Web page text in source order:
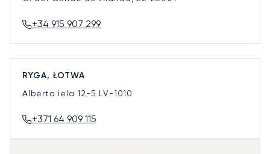
+34 915 907 299
RYGA, ŁOTWA
Alberta iela 12-5 LV-1010
+371 64 909 115